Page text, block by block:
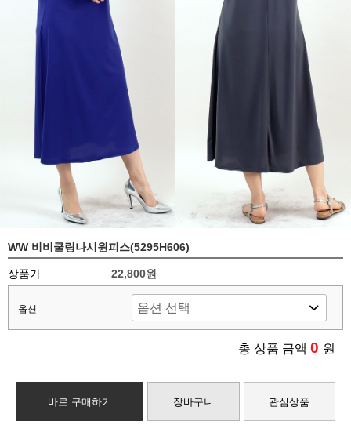
WW 비비쿨링나시원피스(5295H606)
상품가 22,800원
옵션
총 상품 금액 0 원
바로 구매하기 장바구니 관심상품